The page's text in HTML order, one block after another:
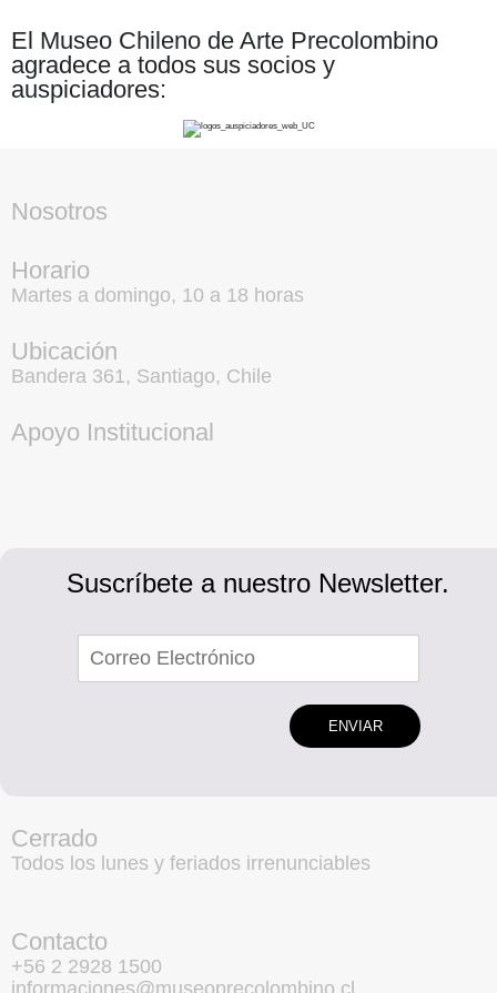
El Museo Chileno de Arte Precolombino
agradece a todos sus socios y
auspiciadores:
Nosotros
Horario
Martes a domingo, 10 a 18 horas
Ubicación
Bandera 361, Santiago, Chile
Apoyo Institucional
Suscríbete a nuestro Newsletter.
ENVIAR
Cerrado
Todos los lunes y feriados irrenunciables
Contacto
+56 2 2928 1500